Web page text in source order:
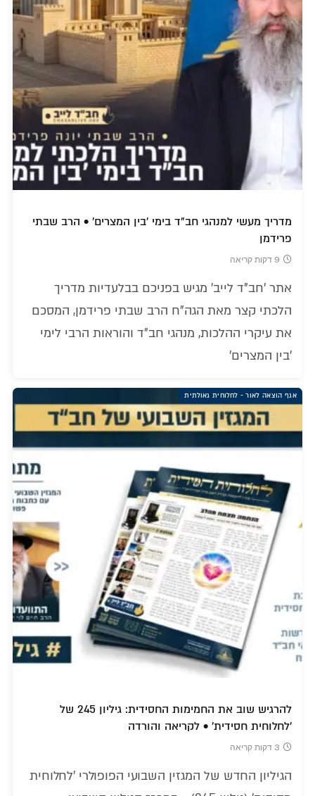
מדריך מעשי למנהגי חב"ד בימי 'בין המצרים' • הרב שבתי
פרידמן
9 דקות קריאה
אתר 'חב"ד לייב' מגיש בפניכם בבלעדיות מדריך
הלכתי קצר מאת הגה"ח הרב שבתי פרידמן, המסכם
את עיקרי ההלכות, מנהגי חב"ד והוראות הרבי לימי
'בין המצרים'
אגף הוצאה לאור - לחלוחית גאולתית
להרגיש שוב את החמימות החסידית: גיליון 245 של
'לחלוחית חסידית' • לקריאה והורדה
3 דקות קריאה
הגיליון החדש של המגזין השבועי הפופולרי 'לחלוחית